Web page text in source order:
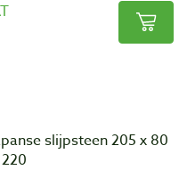
slijpsteen 205 x 80